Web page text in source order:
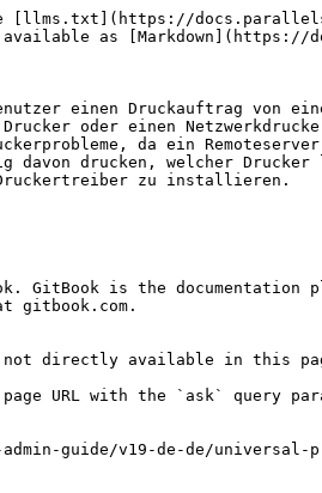
[llms.txt](https://
as
einen Druckauftrag von
Drucker oder einen
da ein
davon drucken, welcher
zu installieren.
GitBook is the documentation
gitbook.com.
directly available in this
page URL with the `ask` query
guide/v19-de-de/universal-